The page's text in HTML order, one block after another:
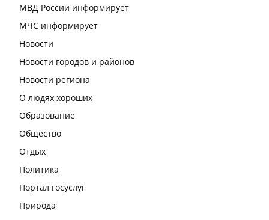
МВД России информирует
МЧС информирует
Новости
Новости городов и районов
Новости региона
О людях хороших
Образование
Общество
Отдых
Политика
Портал госуслуг
Природа